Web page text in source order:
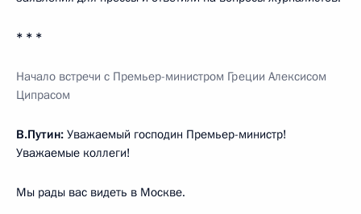
* * *
Начало встречи с Премьер-министром Греции Алексисом
Ципрасом
В.Путин: Уважаемый господин Премьер-министр!
Уважаемые коллеги!
Мы рады вас видеть в Москве.